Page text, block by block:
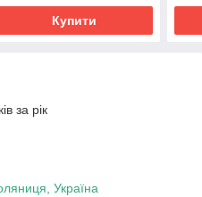
Купити
за рік
Україна